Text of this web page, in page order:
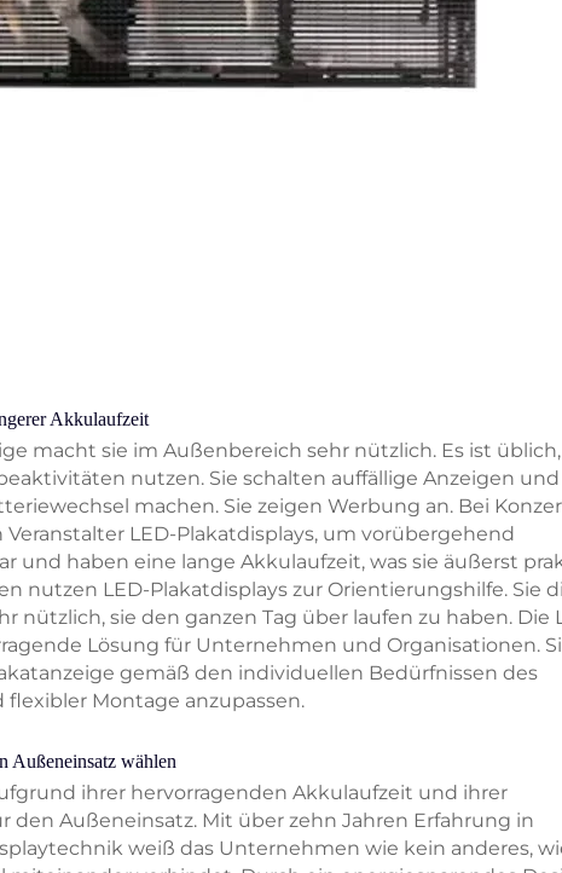
Akkulaufzeit
macht sie im Außenbereich sehr nützlich. Es ist
nutzen. Sie schalten auffällige Anzeigen und
machen. Sie zeigen Werbung an. Bei
LED-Plakatdisplays, um vorübergehend
und haben eine lange Akkulaufzeit, was sie äußerst
nutzen LED-Plakatdisplays zur Orientierungshilfe. Sie
sie den ganzen Tag über laufen zu haben. Die
Lösung für Unternehmen und Organisationen.
gemäß den individuellen Bedürfnissen des
Montage anzupassen.
Außeneinsatz wählen
ihrer hervorragenden Akkulaufzeit und ihrer
den Außeneinsatz. Mit über zehn Jahren Erfahrung in
weiß das Unternehmen wie kein anderes,